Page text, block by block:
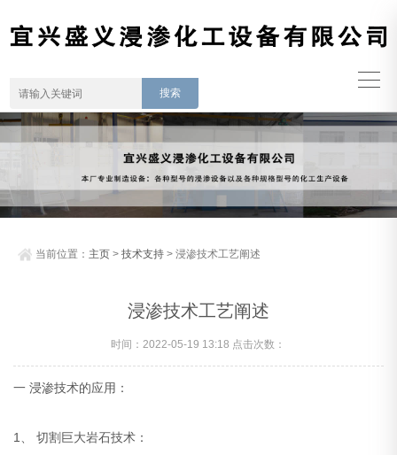
当前位置： 主页 >技术支持 > 浸渗技术工艺阐述
浸渗技术工艺阐述
时间：2022-05-19 13:18 点击次数：
一 浸渗技术的应用：
1、 切割巨大岩石技术：